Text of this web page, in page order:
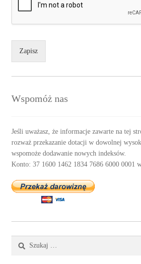
Zapisz
Wspomóż nas
Jeśli uważasz, że informacje zawarte na tej
rozważ przekazanie dotacji w dowolnej
wspomoże dodawanie nowych indeksów.
Konto: 37 1600 1462 1834 7686 6000 0001